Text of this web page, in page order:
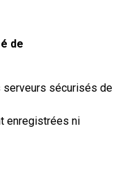
de
sécurisés de
enregistrées ni